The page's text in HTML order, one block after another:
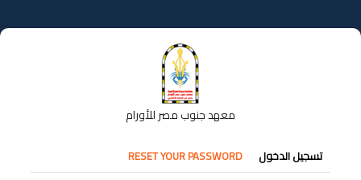
إلى
المحتوى
معهد جنوب مصر للأورام
التبويبات
تسجيل الدخول RESET YOUR PASSWORD